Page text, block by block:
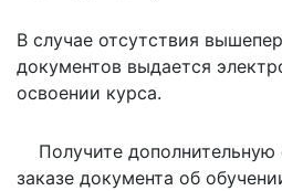
В случае отсутствия
документов выдается
освоении курса.
Получите дополнительную
заказе документа об